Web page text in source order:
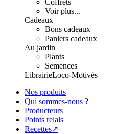
Coffrets
Voir plus...
Cadeaux
Bons cadeaux
Paniers cadeaux
Au jardin
Plants
Semences
LibrairieLoco-Motivés
Nos produits
Qui sommes-nous ?
Producteurs
Points relais
Recettes↗